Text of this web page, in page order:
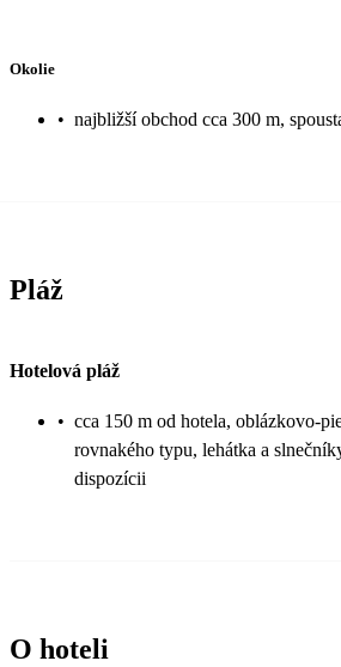
Okolie
• najbližší obchod cca 300 m,
Pláž
Hotelová pláž
• cca 150 m od hotela, oblázkovo-
rovnakého typu, lehátka a
dispozícii
O hoteli